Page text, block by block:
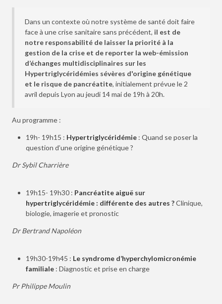
Dans un contexte où notre système de santé doit faire
face à une crise sanitaire sans précédent, il est de
notre responsabilité de laisser la priorité à la
gestion de la crise et de reporter la web-émission
d’échanges multidisciplinaires sur les
Hypertriglycéridémies sévères d'origine génétique
et le risque de pancréatite, initialement prévue le 2
avril depuis Lyon au jeudi 14 mai de 19h à 20h.
Au programme :
19h- 19h15 : Hypertriglycéridémie : Quand se poser la
question d’une origine génétique ?
Dr Sybil Charrière
19h15- 19h30 : Pancréatite aiguë sur
hypertriglycéridémie : différente des autres ?Clinique,
biologie, imagerie et pronostic
Dr Bertrand Napoléon
19h30-19h45 : Le syndrome d’hyperchylomicronémie
familiale : Diagnostic et prise en charge
Pr Philippe Moulin